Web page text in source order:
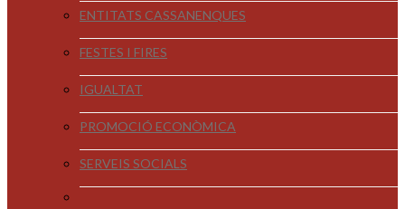
ENTITATS CASSANENQUES
FESTES I FIRES
IGUALTAT
PROMOCIÓ ECONÒMICA
SERVEIS SOCIALS